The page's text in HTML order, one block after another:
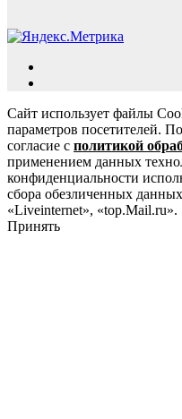
Сайт использует файлы
параметров посетителей.
согласие с политикой
применением данных
конфиденциальности
сбора обезличенных
«Liveinternet», «top.Mail.ru».
Принять